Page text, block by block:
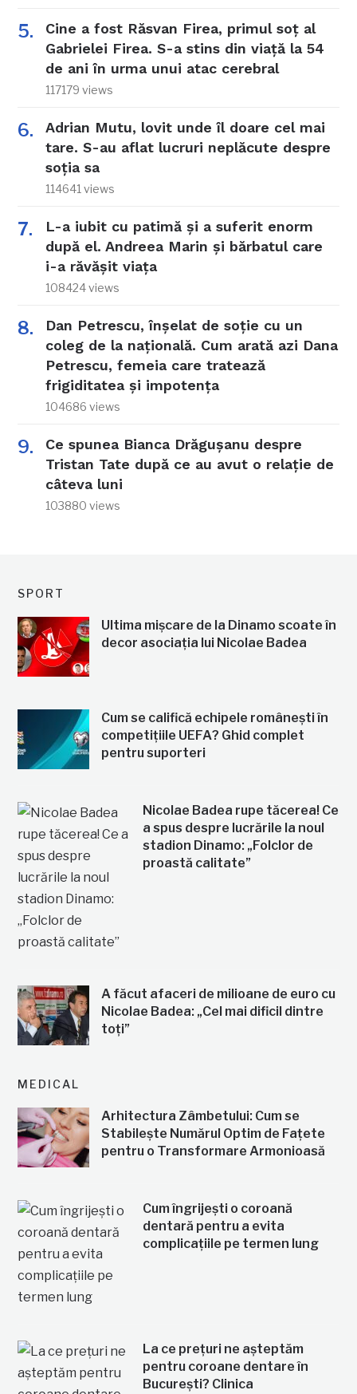
Cine a fost Răsvan Firea, primul soț al
Gabrielei Firea. S-a stins din viață la 54
de ani în urma unui atac cerebral
117179 views
Adrian Mutu, lovit unde îl doare cel mai
tare. S-au aflat lucruri neplăcute despre
soția sa
114641 views
L-a iubit cu patimă și a suferit enorm
după el. Andreea Marin și bărbatul care
i-a răvășit viața
108424 views
Dan Petrescu, înșelat de soție cu un
coleg de la națională. Cum arată azi Dana
Petrescu, femeia care tratează
frigiditatea și impotența
104686 views
Ce spunea Bianca Drăgușanu despre
Tristan Tate după ce au avut o relație de
câteva luni
103880 views
SPORT
Ultima mișcare de la Dinamo scoate în
decor asociația lui Nicolae Badea
Cum se califică echipele românești în
competițiile UEFA? Ghid complet
pentru suporteri
Nicolae Badea rupe tăcerea! Ce
a spus despre lucrările la noul
stadion Dinamo: „Folclor de
proastă calitate”
A făcut afaceri de milioane de euro cu
Nicolae Badea: „Cel mai dificil dintre
toți”
MEDICAL
Arhitectura Zâmbetului: Cum se
Stabilește Numărul Optim de Fațete
pentru o Transformare Armonioasă
Cum îngrijești o coroană
dentară pentru a evita
complicațiile pe termen lung
La ce prețuri ne așteptăm
pentru coroane dentare în
București? Clinica